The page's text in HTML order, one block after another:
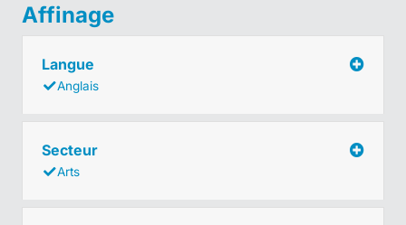
Affinage
Langue
Anglais
Secteur
Arts